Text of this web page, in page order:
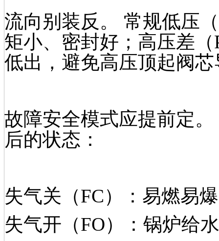
流向别装反。 常规低压
矩小、密封好；高压差
低出，避免高压顶起阀
故障安全模式应提前定
后的状态：
失气关（FC）：易燃易
失气开（FO）：锅炉给